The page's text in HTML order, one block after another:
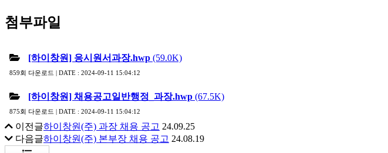
첨부파일
[하이창원] 응시원서과장.hwp (59.0K)
859회 다운로드 | DATE : 2024-09-11 15:04:12
[하이창원] 채용공고일반행정_과장.hwp (67.5K)
875회 다운로드 | DATE : 2024-09-11 15:04:12
이전글하이창원(주) 과장 채용 공고 24.09.25
다음글하이창원(주) 본부장 채용 공고 24.08.19